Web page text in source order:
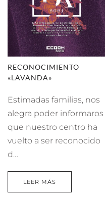
RECONOCIMIENTO
«LAVANDA»
Estimadas familias, nos
alegra poder informaros
que nuestro centro ha
vuelto a ser reconocido
d…
LEER MÁS